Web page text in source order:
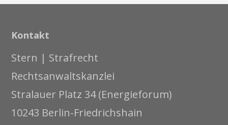
Kontakt
Stern | Strafrecht
Rechtsanwaltskanzlei
Stralauer Platz 34 (Energieforum)
10243 Berlin-Friedrichshain